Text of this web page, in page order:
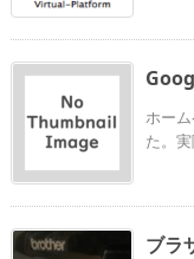
ホー
た。
ブラ